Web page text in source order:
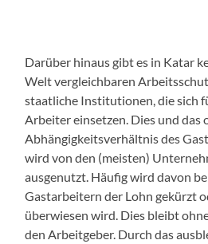
Darüber hinaus gibt es in Katar
Welt vergleichbaren
staatliche Institutionen, die sich
Arbeiter einsetzen. Dies und das
Abhängigkeitsverhältnis des
wird von den (meisten)
ausgenutzt. Häufig wird davon
Gastarbeitern der Lohn gekürzt
überwiesen wird. Dies bleibt
den Arbeitgeber. Durch das